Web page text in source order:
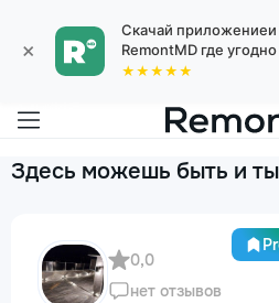
×
Скачай приложениеи
RemontMD где угодно
★★★★★
Здесь можешь быть и ты
0,0
нет отзывов